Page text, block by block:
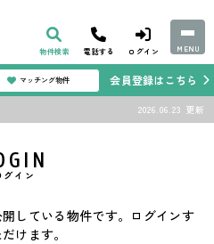
物件検索 電話する ログイン MENU
マッチング物件 会員登録はこちら
2026.06.23 更新
グイン
している物件です。ログインす
けます。